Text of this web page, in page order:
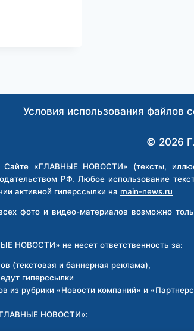
Условия использования файлов
© 2026
«ГЛАВНЫЕ НОВОСТИ» (тексты,
РФ. Любое использование
активной гиперссылки на main-news.ru
фото и видео-материалов возможно
НОВОСТИ» не несет ответственность за:
(текстовая и баннерная реклама),
гиперссылки
из рубрики «Новости компаний» и
НОВОСТИ»: